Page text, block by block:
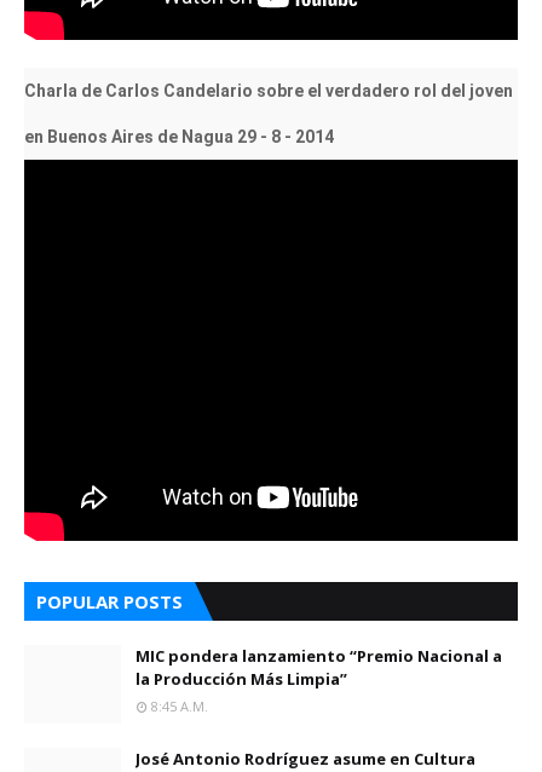
Charla de Carlos Candelario sobre el verdadero rol del joven
en Buenos Aires de Nagua 29 - 8 - 2014
POPULAR POSTS
MIC pondera lanzamiento “Premio Nacional a
la Producción Más Limpia”
8:45 A.m.
José Antonio Rodríguez asume en Cultura